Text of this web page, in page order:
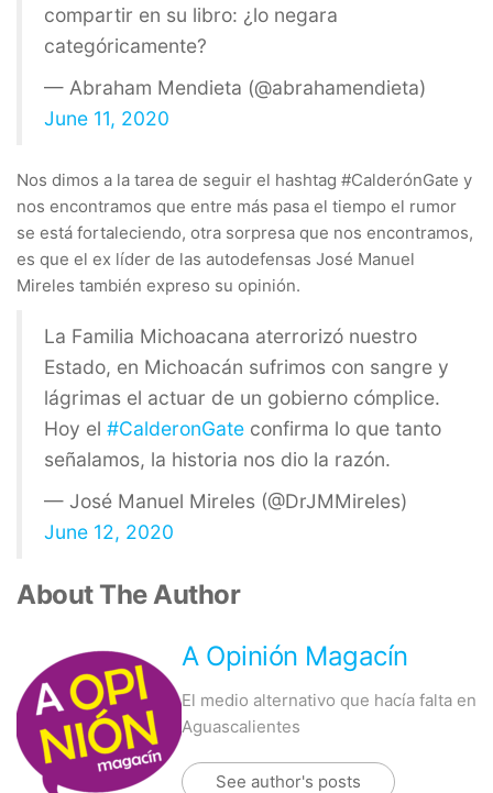
compartir en su libro: ¿lo negara
categóricamente?
— Abraham Mendieta (@abrahamendieta)
June 11, 2020
Nos dimos a la tarea de seguir el hashtag #CalderónGate y
nos encontramos que entre más pasa el tiempo el rumor
se está fortaleciendo, otra sorpresa que nos encontramos,
es que el ex líder de las autodefensas José Manuel
Mireles también expreso su opinión.
La Familia Michoacana aterrorizó nuestro
Estado, en Michoacán sufrimos con sangre y
lágrimas el actuar de un gobierno cómplice.
Hoy el #CalderonGate confirma lo que tanto
señalamos, la historia nos dio la razón.
— José Manuel Mireles (@DrJMMireles)
June 12, 2020
About The Author
A Opinión Magacín
El medio alternativo que hacía falta en
Aguascalientes
See author's posts